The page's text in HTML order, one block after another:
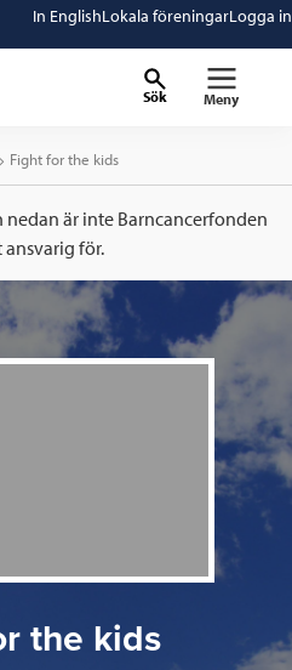
In EnglishLokala föreningarLogga in
Sök Meny
Current:
Fight for the kids
är inte Barncancerfonden
för.
the kids